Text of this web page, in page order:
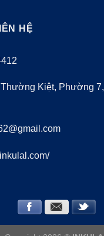
HỆ
Kiệt, Phường